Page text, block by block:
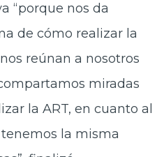
“porque nos da
de cómo realizar la
reúnan a nosotros
miradas
la ART, en cuanto al
tenemos la misma